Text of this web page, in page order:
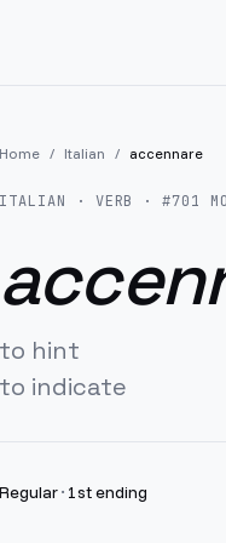
Home / Italian / accennare
ITALIAN · VERB · #701
to hint
to indicate
Regular· 1st ending